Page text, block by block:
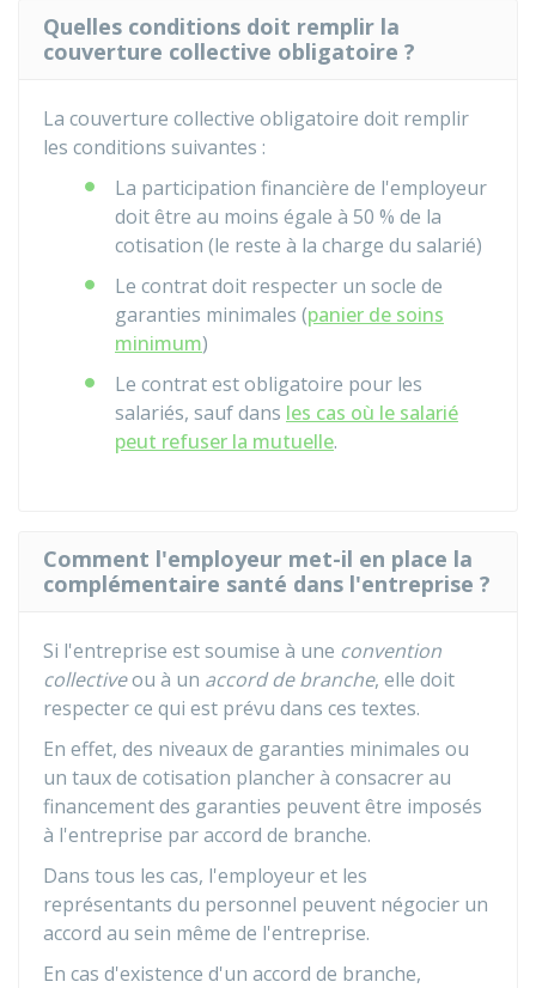
Quelles conditions doit remplir la
couverture collective obligatoire ?
La couverture collective obligatoire doit remplir
les conditions suivantes :
La participation financière de l'employeur
doit être au moins égale à 50 % de la
cotisation (le reste à la charge du salarié)
Le contrat doit respecter un socle de
garanties minimales (panier de soins
minimum)
Le contrat est obligatoire pour les
salariés, sauf dans les cas où le salarié
peut refuser la mutuelle.
Comment l'employeur met-il en place la
complémentaire santé dans l'entreprise ?
Si l'entreprise est soumise à une convention
collectiveou à un accord de branche, elle doit
respecter ce qui est prévu dans ces textes.
En effet, des niveaux de garanties minimales ou
un taux de cotisation plancher à consacrer au
financement des garanties peuvent être imposés
à l'entreprise par accord de branche.
Dans tous les cas, l'employeur et les
représentants du personnel peuvent négocier un
accord au sein même de l'entreprise.
En cas d'existence d'un accord de branche,